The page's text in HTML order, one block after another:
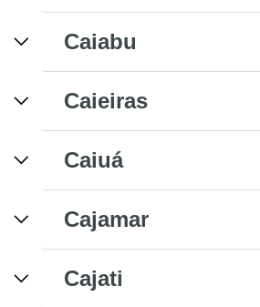
Caiabu
Caieiras
Caiuá
Cajamar
Cajati